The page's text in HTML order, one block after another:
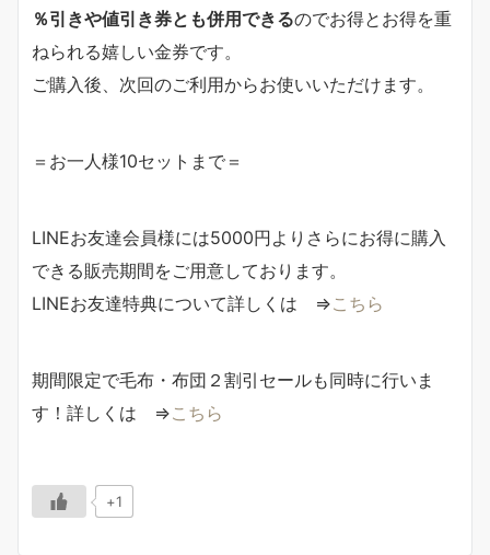
％引きや値引き券とも併用できるのでお得とお得を重
ねられる嬉しい金券です。
ご購入後、次回のご利用からお使いいただけます。
＝お一人様10セットまで＝
LINEお友達会員様には5000円よりさらにお得に購入
できる販売期間をご用意しております。
LINEお友達特典について詳しくは ⇒こちら
期間限定で毛布・布団２割引セールも同時に行いま
す！詳しくは ⇒こちら
+1